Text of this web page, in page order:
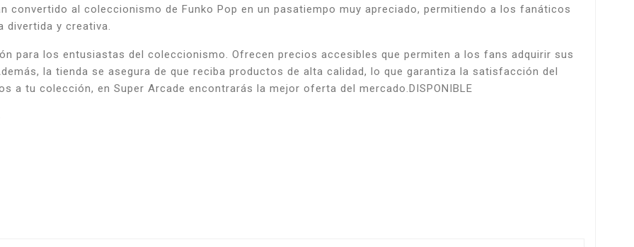
convertido al coleccionismo de Funko Pop en un pasatiempo muy apreciado, permitiendo a los fanáticos
divertida y creativa.
para los entusiastas del coleccionismo. Ofrecen precios accesibles que permiten a los fans adquirir sus
la tienda se asegura de que reciba productos de alta calidad, lo que garantiza la satisfacción del
a tu colección, en Super Arcade encontrarás la mejor oferta del mercado.DISPONIBLE